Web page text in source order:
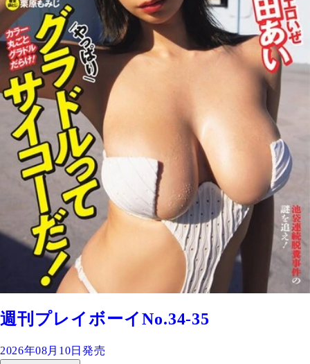
週刊プレイボーイNo.34-35
2026年08月10日発売